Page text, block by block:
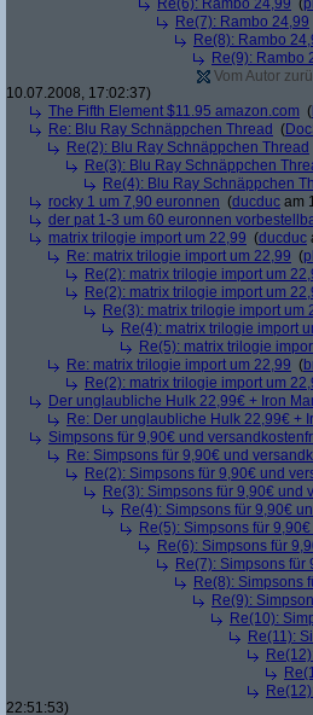
Re(6): Rambo 24,99 (
Re(7): Rambo 24,99
Re(8): Rambo
Re(9): Rambo
Vom Autor
10.07.2008, 17:02:37)
The Fifth Element $11.95 amazon.com (
Re: Blu Ray Schnäppchen Thread (
Re(2): Blu Ray Schnäppchen Thread
Re(3): Blu Ray Schnäppchen
Re(4): Blu Ray Schnäppchen
rocky 1 um 7,90 euronnen (ducduc am
der pat 1-3 um 60 euronnen
matrix trilogie import um 22,99 (ducduc
Re: matrix trilogie import um 22,99 (
Re(2): matrix trilogie import um
Re(2): matrix trilogie import um
Re(3): matrix trilogie import um
Re(4): matrix trilogie import
Re(5): matrix trilogie
Re: matrix trilogie import um 22,99 (
Re(2): matrix trilogie import um
Der unglaubliche Hulk 22,99€ + Iron
Re: Der unglaubliche Hulk 22,99€ +
Simpsons für 9,90€ und
Re: Simpsons für 9,90€ und
Re(2): Simpsons für 9,90€ und
Re(3): Simpsons für 9,90€ und
Re(4): Simpsons für 9,90€
Re(5): Simpsons für
Re(6): Simpsons für
Re(7): Simpsons für
Re(8): Simpsons
Re(9):
Re(10):
Re(11):
22:51:53)